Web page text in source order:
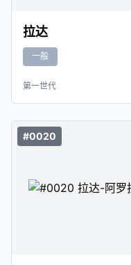
拉达
一般
第一世代
#0020